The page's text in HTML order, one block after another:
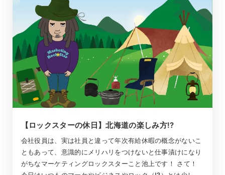
【ロックスターの休日】北海道の楽しみ方!?
会社役員は、実は社員と違って年次有給休暇の概念がないこ
ともあって、意識的にメリハリをつけないと仕事漬けになり
がちなマーケティングロックスターこと池上です！ さて！